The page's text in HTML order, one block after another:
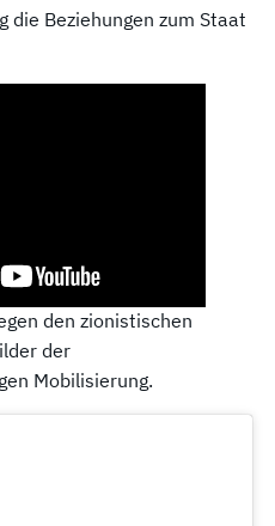
die Beziehungen zum Staat
den zionistischen
der
Mobilisierung.